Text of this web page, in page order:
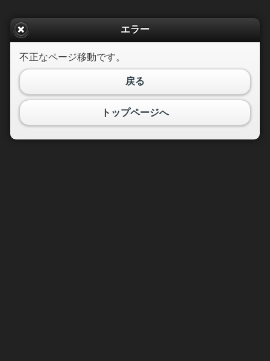
エラー
不正なページ移動です。
戻る
トップページへ